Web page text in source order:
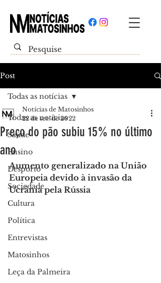
Post
Todas as notícias
Saúde
Ensino
Desporto
Sociedade
Cultura
Política
Entrevistas
Matosinhos
Leça da Palmeira
Todas as notícias
Preço do pão subiu 15% no último
ano
Notícias de Matosinhos
22 de set. de 2022
Aumento generalizado na União
Europeia devido à invasão da
Ucrânia pela Rússia